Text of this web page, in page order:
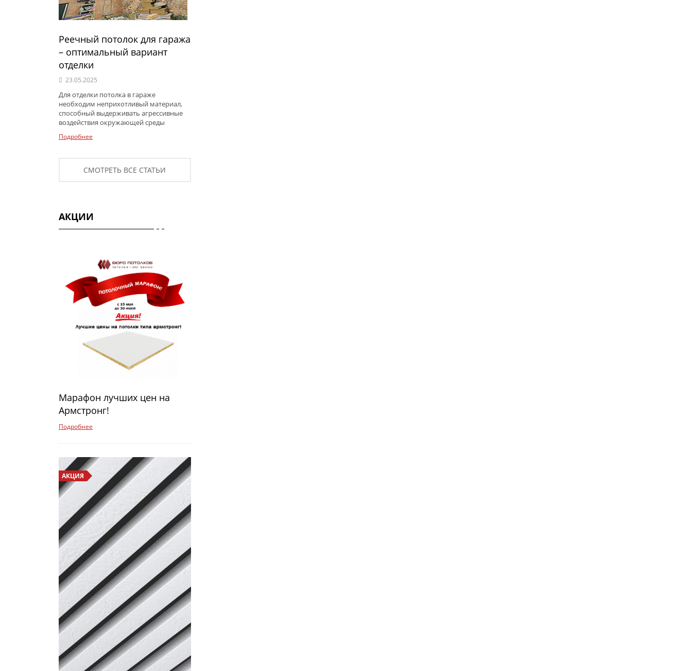
Реечный потолок для гаража
– оптимальный вариант
отделки
23.05.2025
Для отделки потолка в гараже
необходим неприхотливый материал,
способный выдерживать агрессивные
воздействия окружающей среды
Подробнее
СМОТРЕТЬ ВСЕ СТАТЬИ
АКЦИИ
Марафон лучших цен на
Армстронг!
Подробнее
АКЦИЯ